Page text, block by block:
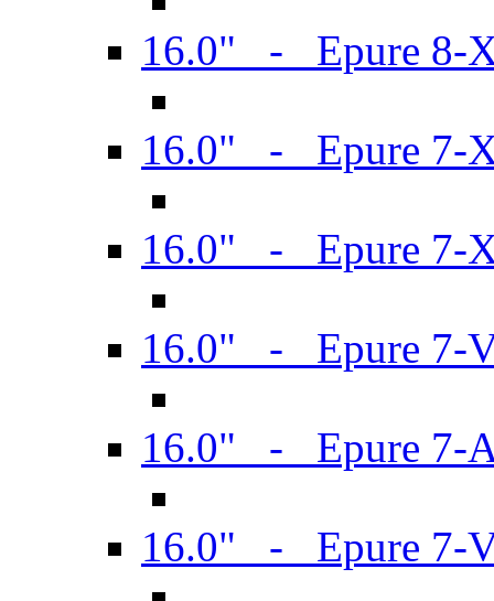
16.0" - Epure 8-
16.0" - Epure 7-
16.0" - Epure 7-
16.0" - Epure 7-
16.0" - Epure 7-
16.0" - Epure 7-